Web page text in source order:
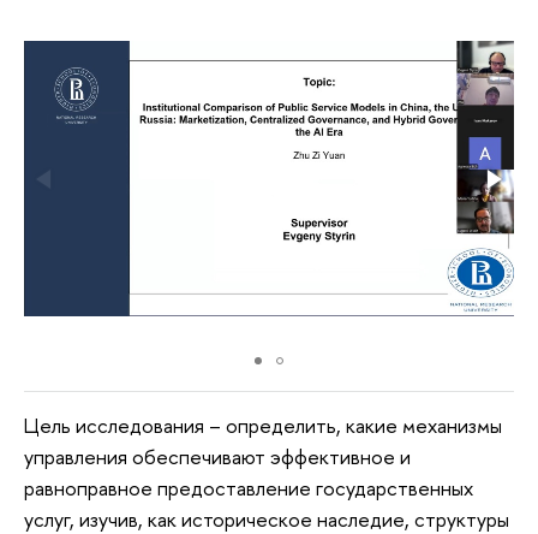
Цель исследования – определить, какие механизмы
управления обеспечивают эффективное и
равноправное предоставление государственных
услуг, изучив, как историческое наследие, структуры